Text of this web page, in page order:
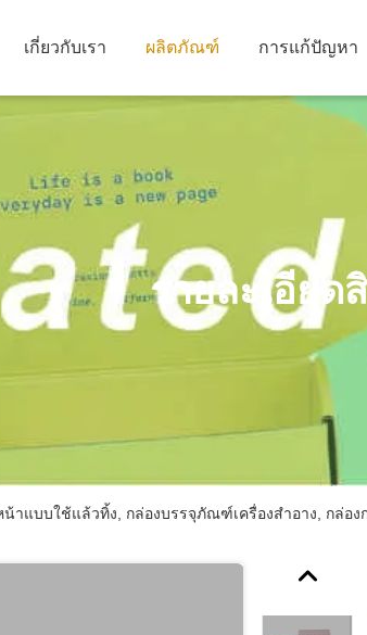
เกี่ยวกับเรา ผลิตภัณฑ์ การแก้ปัญหา
รายละเอียด
แบบใช้แล้วทิ้ง, กล่องบรรจุภัณฑ์เครื่องสำอาง, กล่อ